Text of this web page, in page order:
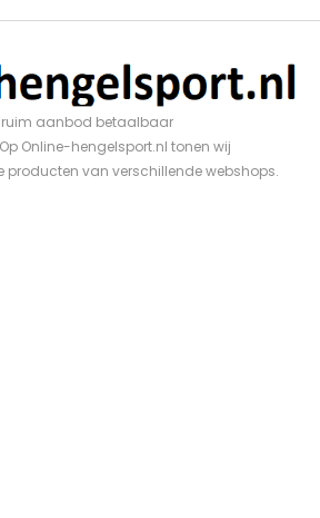
ruim aanbod betaalbaar
Online-hengelsport.nl tonen wij
producten van verschillende webshops.